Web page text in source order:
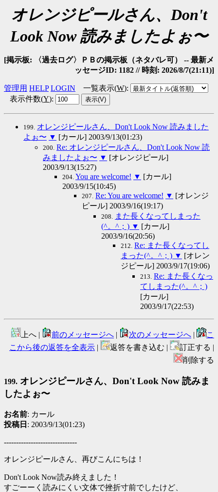
オレンジピールさん、Don't
Look Now 読みましたよぉ〜
[掲示板: 〈過去ログ〉ＰＢの掲示板（ネタバレ可） -- 最新メ
ッセージID: 1182 // 時刻: 2026/8/7(21:11)]
管理用 HELP LOGIN 一覧表示(W):
表示件数(Y):
199. オレンジピールさん、Don't Look Now 読みました
よぉ〜 ▼ [カール] 2003/9/13(01:23)
200. Re: オレンジピールさん、Don't Look Now 読
みましたよぉ〜 ▼ [オレンジピール]
2003/9/13(15:27)
204. You are welcome! ▼ [カール]
2003/9/15(10:45)
207. Re: You are welcome! ▼ [オレンジ
ピール] 2003/9/16(19:17)
208.
また長くなってしまった
(^。^；) ▼ [カール]
2003/9/16(20:56)
212. Re: また長くなってし
まった(^。^；) ▼ [オレン
ジピール] 2003/9/17(19:06)
213. Re: また長くなっ
てしまった(^。^；)
[カール]
2003/9/17(22:53)
上へ | 前のメッセージへ | 次のメッセージへ |
こ
こから後の返答を全表示 | 返答を書き込む |
訂正する |
削除する
199. オレンジピールさん、Don't Look Now 読みま
したよぉ〜
お名前: カール
投稿日 : 2003/9/13(01:23)
------------------------------
オレンジピールさん、再びこんにちは！
Don't Look Now読み終えました！
すごーーく読みにくい文体で挫折寸前でしたけど、